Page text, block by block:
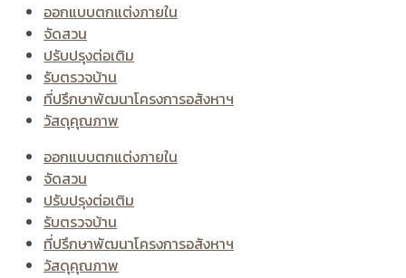
ออกแบบตกแต่งภายใน
จัดสวน
ปรับปรุงต่อเติม
รับตรวจบ้าน
ที่ปรึกษาพัฒนาโครงการอสังหาฯ
วัสดุคุณภาพ
ออกแบบตกแต่งภายใน
จัดสวน
ปรับปรุงต่อเติม
รับตรวจบ้าน
ที่ปรึกษาพัฒนาโครงการอสังหาฯ
วัสดุคุณภาพ